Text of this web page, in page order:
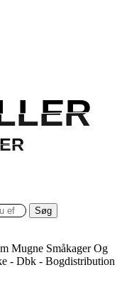
Søg
Mugne Småkager Og
- Dbk - Bogdistribution